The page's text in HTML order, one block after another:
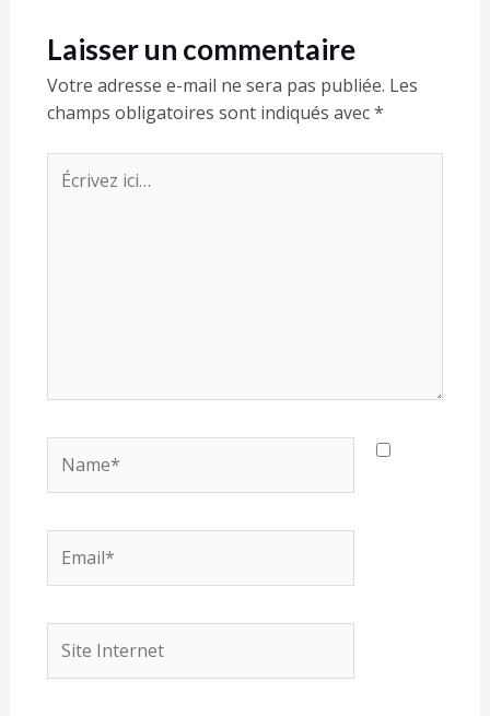
Laisser un commentaire
Votre adresse e-mail ne sera pas publiée. Les
champs obligatoires sont indiqués avec*
Écrivez
ici…
Internet